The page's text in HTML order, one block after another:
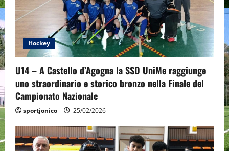
a
t
i
o
n
Hockey
U14 – A Castello d’Agogna la SSD UniMe raggiunge
uno straordinario e storico bronzo nella Finale del
Campionato Nazionale
sportjonico 25/02/2026